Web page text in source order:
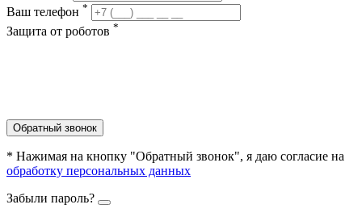
Ваш телефон *
Защита от роботов *
Обратный звонок
* Нажимая на кнопку "Обратный звонок", я даю согласие на
обработку персональных данных
Забыли пароль?